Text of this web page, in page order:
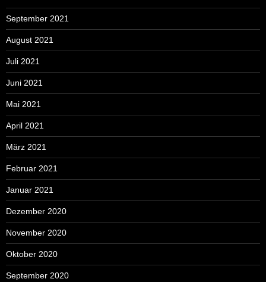
September 2021
August 2021
Juli 2021
Juni 2021
Mai 2021
April 2021
März 2021
Februar 2021
Januar 2021
Dezember 2020
November 2020
Oktober 2020
September 2020